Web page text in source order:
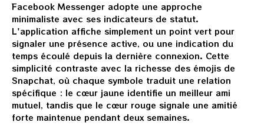
Facebook Messenger adopte une approche
minimaliste avec ses indicateurs de statut.
L'application affiche simplement un point vert pour
signaler une présence active, ou une indication du
temps écoulé depuis la dernière connexion. Cette
simplicité contraste avec la richesse des émojis de
Snapchat, où chaque symbole traduit une relation
spécifique : le cœur jaune identifie un meilleur ami
mutuel, tandis que le cœur rouge signale une amitié
forte maintenue pendant deux semaines.